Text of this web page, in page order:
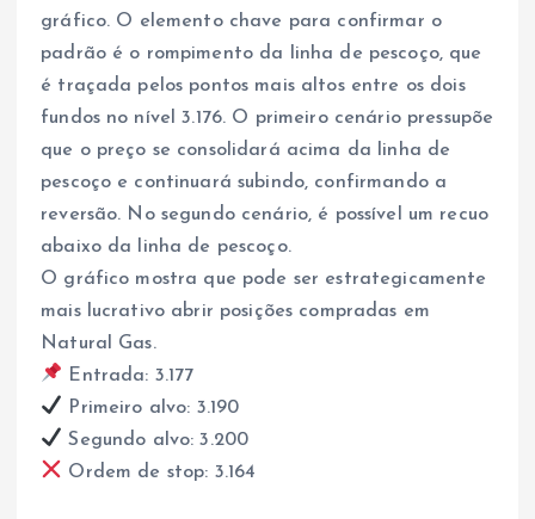
gráfico. O elemento chave para confirmar o
padrão é o rompimento da linha de pescoço, que
é traçada pelos pontos mais altos entre os dois
fundos no nível 3.176. O primeiro cenário pressupõe
que o preço se consolidará acima da linha de
pescoço e continuará subindo, confirmando a
reversão. No segundo cenário, é possível um recuo
abaixo da linha de pescoço.
O gráfico mostra que pode ser estrategicamente
mais lucrativo abrir posições compradas em
Natural Gas.
Entrada: 3.177
Primeiro alvo: 3.190
Segundo alvo: 3.200
Ordem de stop: 3.164